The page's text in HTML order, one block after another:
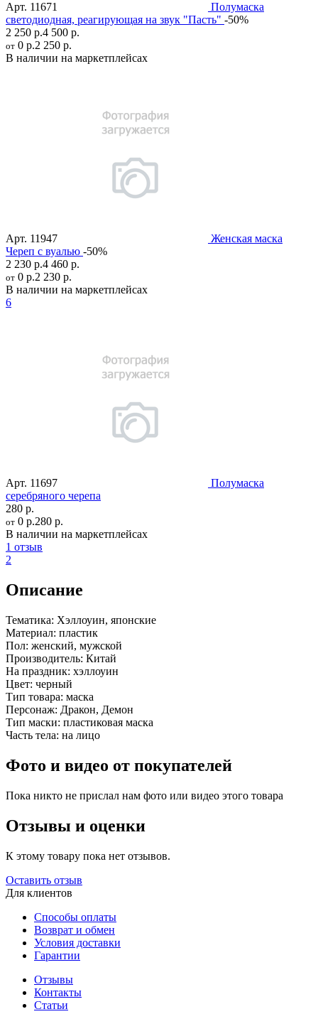
Арт. 11671
Полумаска
светодиодная, реагирующая на звук "Пасть" -50%
2 250 р.4 500 р.
от 0 р.2 250 р.
В наличии на маркетплейсах
Арт. 11947
Женская маска
Череп с вуалью -50%
2 230 р.4 460 р.
от 0 р.2 230 р.
В наличии на маркетплейсах
6
Арт. 11697
Полумаска
серебряного черепа
280 р.
от 0 р.280 р.
В наличии на маркетплейсах
1 отзыв
2
Описание
Тематика: Хэллоуин, японские
Материал: пластик
Пол: женский, мужской
Производитель: Китай
На праздник: хэллоуин
Цвет: черный
Тип товара: маска
Персонаж: Дракон, Демон
Тип маски: пластиковая маска
Часть тела: на лицо
Фото и видео от покупателей
Пока никто не прислал нам фото или видео этого товара
Отзывы и оценки
К этому товару пока нет отзывов.
Оставить отзыв
Для клиентов
Способы оплаты
Возврат и обмен
Условия доставки
Гарантии
Отзывы
Контакты
Статьи